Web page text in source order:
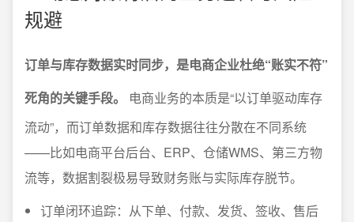
规避
订单与库存数据实时同步，是电商企业杜绝“账实不符”
死角的关键手段。
电商业务的本质是“以订单驱动库存
流动”，而订单数据和库存数据往往分散在不同系统
——比如电商平台后台、ERP、仓储WMS、第三方物
流等，数据割裂极易导致财务账与实际库存脱节。
订单闭环追踪：从下单、付款、发货、签收、售后